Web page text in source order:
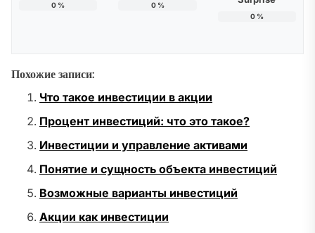
0 % 0%
0%
Похожие записи:
Что такое инвестиции в акции
Процент инвестиций: что это такое?
Инвестиции и управление активами
Понятие и сущность объекта инвестиций
Возможные варианты инвестиций
Акции как инвестиции